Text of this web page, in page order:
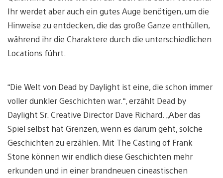
Ihr werdet aber auch ein gutes Auge benötigen, um die
Hinweise zu entdecken, die das große Ganze enthüllen,
während ihr die Charaktere durch die unterschiedlichen
Locations führt.
“Die Welt von Dead by Daylight ist eine, die schon immer
voller dunkler Geschichten war.“, erzählt Dead by
Daylight Sr. Creative Director Dave Richard. „Aber das
Spiel selbst hat Grenzen, wenn es darum geht, solche
Geschichten zu erzählen. Mit The Casting of Frank
Stone können wir endlich diese Geschichten mehr
erkunden und in einer brandneuen cineastischen